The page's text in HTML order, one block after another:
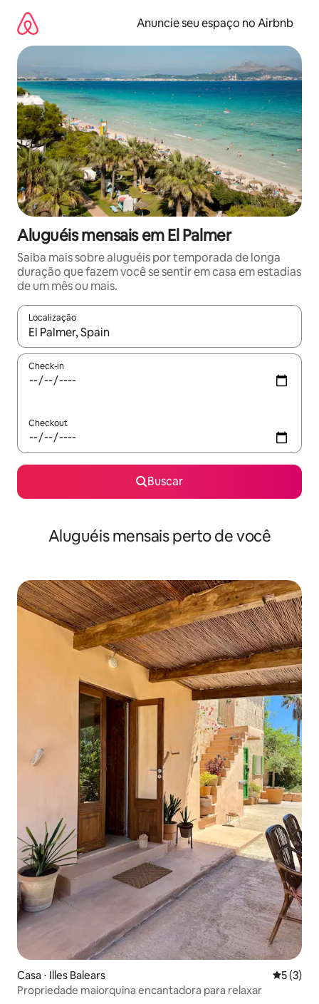
para
conteúdo
Anuncie seu espaço no Airbnb
Aluguéis mensais em El Palmer
Saiba mais sobre aluguéis por temporada de longa
duração que fazem você se sentir em casa em estadias
de um mês ou mais.
Localização
Quando os resultados estiverem disponíveis, explore-os
Check-in
Checkout
Buscar
Aluguéis mensais perto de você
Casa ⋅ Illes Balears 5 de
5 (3)
Propriedade maiorquina encantadora para relaxar